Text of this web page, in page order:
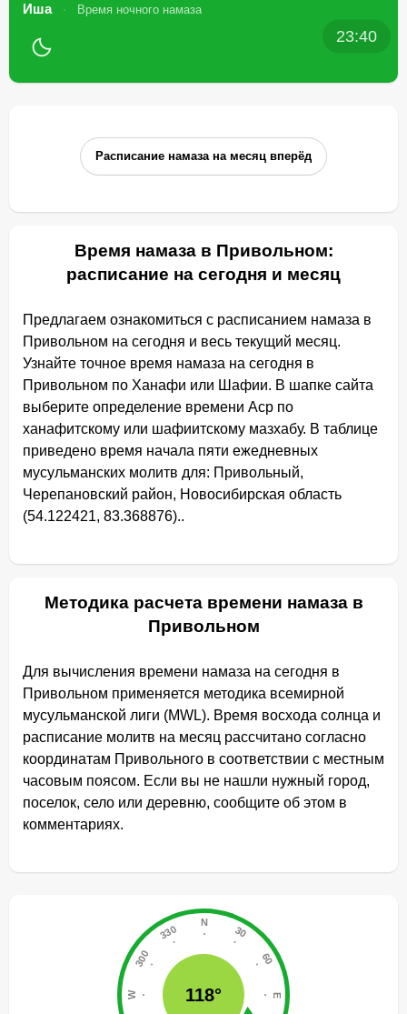
Иша Время ночного намаза
23:40
Расписание намаза на месяц вперёд
Время намаза в Привольном:
расписание на сегодня и месяц
Предлагаем ознакомиться с расписанием намаза в
Привольном на сегодня и весь текущий месяц.
Узнайте точное время намаза на сегодня в
Привольном по Ханафи или Шафии. В шапке сайта
выберите определение времени Аср по
ханафитскому или шафиитскому мазхабу. В таблице
приведено время начала пяти ежедневных
мусульманских молитв для: Привольный,
Черепановский район, Новосибирская область
(54.122421, 83.368876)..
Методика расчета времени намаза в
Привольном
Для вычисления времени намаза на сегодня в
Привольном применяется методика всемирной
мусульманской лиги (MWL). Время восхода солнца и
расписание молитв на месяц рассчитано согласно
координатам Привольного в соответствии с местным
часовым поясом. Если вы не нашли нужный город,
поселок, село или деревню, сообщите об этом в
комментариях.
118°